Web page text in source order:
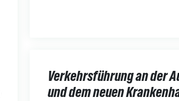
Verkehrsführung an der
und dem neuen